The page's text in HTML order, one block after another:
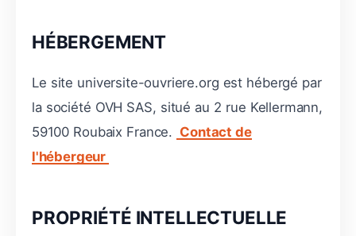
HÉBERGEMENT
Le site universite-ouvriere.org est hébergé par
la société OVH SAS, situé au 2 rue Kellermann,
59100 Roubaix France. Contact de
l'hébergeur
PROPRIÉTÉ INTELLECTUELLE